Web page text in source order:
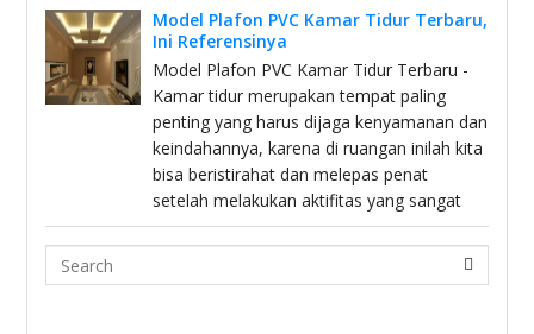
Model Plafon PVC Kamar Tidur Terbaru,
Ini Referensinya
Model Plafon PVC Kamar Tidur Terbaru -
Kamar tidur merupakan tempat paling
penting yang harus dijaga kenyamanan dan
keindahannya, karena di ruangan inilah kita
bisa beristirahat dan melepas penat
setelah melakukan aktifitas yang sangat
Search